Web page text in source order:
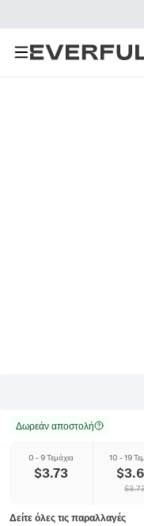
Δωρεάν αποστολή
0 - 9 Τεμάχια
$3.73
10 - 19
$
$
Δείτε όλες τις παραλλαγές